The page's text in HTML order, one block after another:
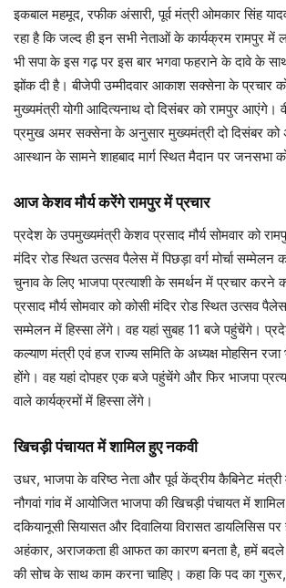
इकबाल महमूद, रफीक अंसारी, पूर्व मंत्री ओमकार सिंह
रहा है कि जल्‍द ही इन सभी नेताओं के कार्यक्रम रामपुर
भी सपा के इस गढ़ पर इस बार भगवा फहराने के दावे के
झोंक दी है। बीजेपी उम्‍मीदवार आकाश सक्‍सेना के प्रचार
मुख्यमंत्री योगी आदित्यनाथ दो दिसंबर को रामपुर आएंगे।
प्रमुख अमर सक्सेना के अनुसार मुख्यमंत्री दो दिसंबर को
आस्थान के सामने शाहबाद मार्ग स्थित मैदान पर जनसभा
आज केशव मौर्य करेंगे रामपुर में प्रचार
प्रदेश के उपमुख्यमंत्री केशव प्रसाद मौर्य सोमवार को
मंदिर रोड स्थित उत्सव पैलेस में पिछड़ा वर्ग मोर्चा
चुनाव के लिए भाजपा प्रत्याशी के समर्थन में प्रचार करने
प्रसाद मौर्य सोमवार को कोसी मंदिर रोड स्थित उत्सव पैलेस
सम्मेलन में हिस्सा लेंगे। वह यहां सुबह 11 बजे पहुंचेंगे।
कल्याण मंत्री एवं हज राज्य समिति के अध्यक्ष मोहसिन रजा
होंगे। वह यहां दोपहर एक बजे पहुंचेंगे और फिर भाजपा
वाले कार्यक्रमों में हिस्सा लेंगे।
खिचड़ी पंचायत में शामिल हुए नकवी
उधर, भाजपा के वरिष्ठ नेता और पूर्व केंद्रीय कैबिनेट
नौगवां गांव में आयोजित भाजपा की खिचड़ी पंचायत में
दकियानूसी सियासत और दिवालिया विरासत डायलिसिस
अहंकार, अराजकता ही आफत का कारण बनता है, हमें
की सोच के साथ काम करना चाहिए। कहा कि पद का